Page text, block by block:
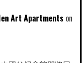
Art Apartments